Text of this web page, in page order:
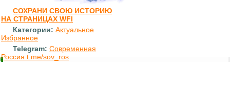
СОХРАНИ СВОЮ ИСТОРИЮ
НА СТРАНИЦАХ WFI
Категории: Актуальное
Избранное
Telegram: Современная
Россия t.me/sov_ros